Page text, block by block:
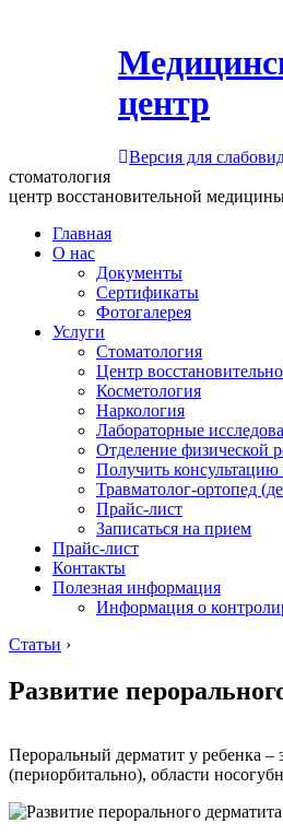
центр
Версия для
стоматология
центр восстановительной
Главная
О нас
Документы
Сертификаты
Фотогалерея
Услуги
Стоматология
Центр
Косметология
Наркология
Лабораторные
Отделение физической
Получить консультацию
Травматолог-ортопед
Прайс-лист
Записаться на прием
Прайс-лист
Контакты
Полезная информация
Информация о
Статьи ›
Развитие
Пероральный дерматит у ребенка –
(периорбитально), области